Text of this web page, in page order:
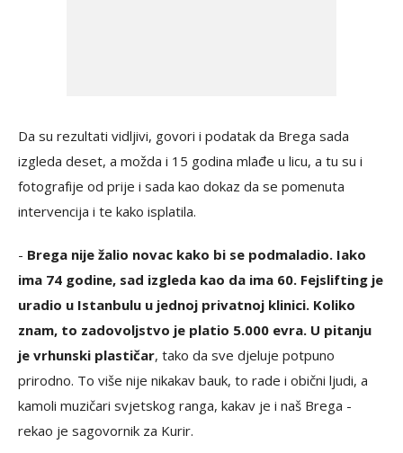
Da su rezultati vidljivi, govori i podatak da Brega sada
izgleda deset, a možda i 15 godina mlađe u licu, a tu su i
fotografije od prije i sada kao dokaz da se pomenuta
intervencija i te kako isplatila.
- Brega nije žalio novac kako bi se podmaladio. Iako
ima 74 godine, sad izgleda kao da ima 60. Fejslifting je
uradio u Istanbulu u jednoj privatnoj klinici. Koliko
znam, to zadovoljstvo je platio 5.000 evra. U pitanju
je vrhunski plastičar, tako da sve djeluje potpuno
prirodno. To više nije nikakav bauk, to rade i obični ljudi, a
kamoli muzičari svjetskog ranga, kakav je i naš Brega -
rekao je sagovornik za Kurir.